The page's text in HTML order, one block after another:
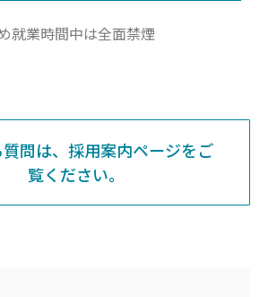
就業時間中は全面禁煙
質問は、採用案内ページをご
覧ください。